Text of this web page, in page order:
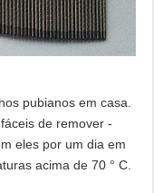
pubianos em casa.
de remover -
eles por um dia em
acima de 70 ° C.